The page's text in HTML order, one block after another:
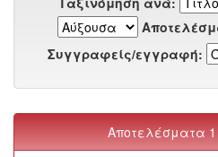
Συγγραφείς/εγγραφή:
Αποτελέσματα